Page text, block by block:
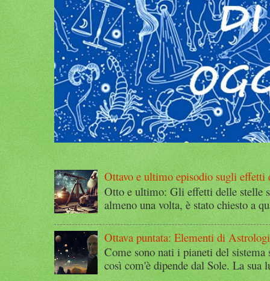
Ottavo e ultimo episodio sugli effetti
Otto e ultimo: Gli effetti delle stelle
almeno una volta, è stato chiesto a
Ottava puntata: Elementi di
Come sono nati i pianeti del
così com'è dipende dal Sole. La sua